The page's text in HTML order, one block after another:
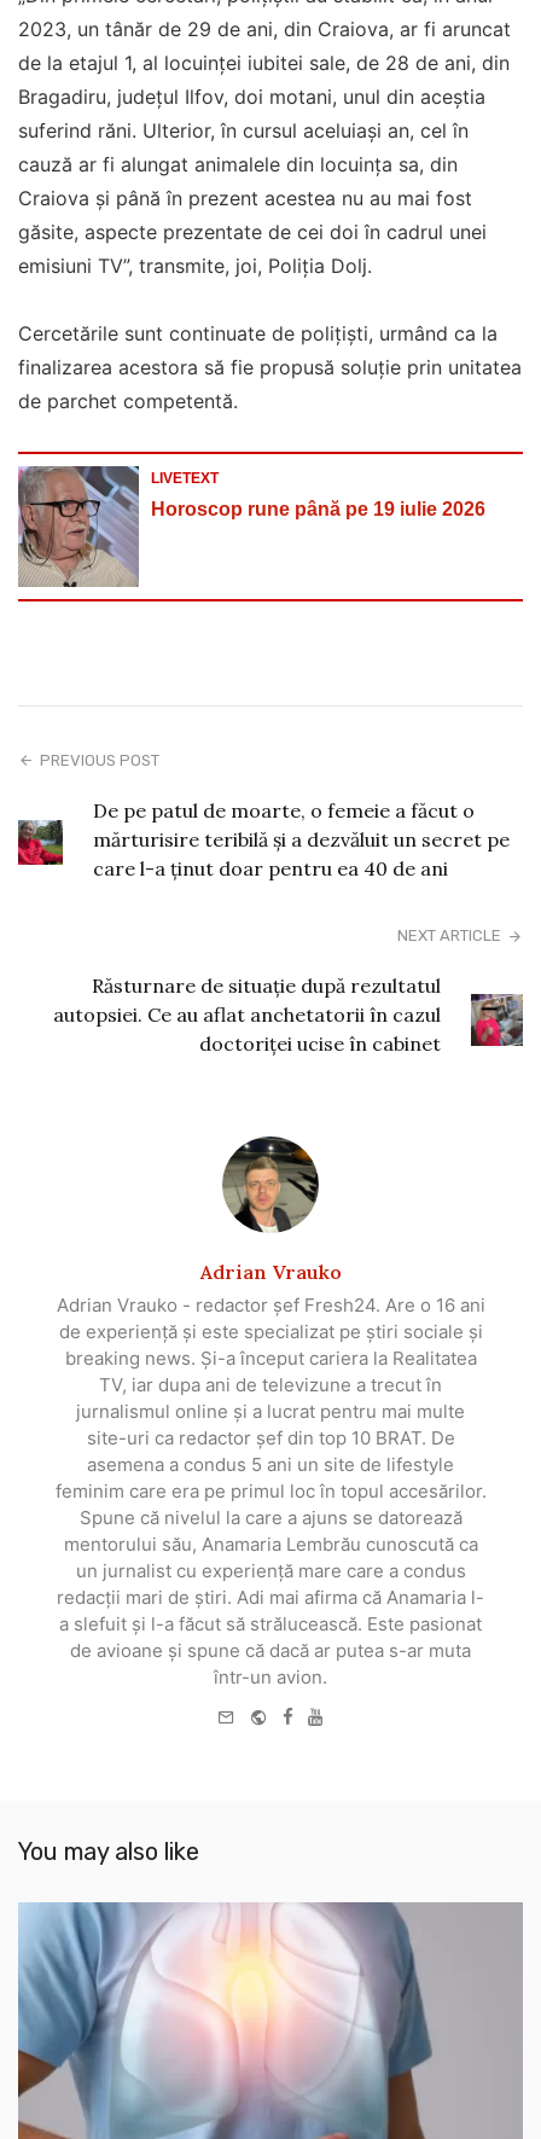
2023, un tânăr de 29 de ani, din Craiova, ar fi aruncat
de la etajul 1, al locuinței iubitei sale, de 28 de ani, din
Bragadiru, județul Ilfov, doi motani, unul din aceștia
suferind răni. Ulterior, în cursul aceluiași an, cel în
cauză ar fi alungat animalele din locuința sa, din
Craiova și până în prezent acestea nu au mai fost
găsite, aspecte prezentate de cei doi în cadrul unei
emisiuni TV”, transmite, joi, Poliția Dolj.
Cercetările sunt continuate de polițiști, urmând ca la
finalizarea acestora să fie propusă soluţie prin unitatea
de parchet competentă.
LIVETEXT
Horoscop rune până pe 19 iulie 2026
PREVIOUS POST
De pe patul de moarte, o femeie a făcut o
mărturisire teribilă și a dezvăluit un secret pe
care l-a ținut doar pentru ea 40 de ani
NEXT ARTICLE
Răsturnare de situație după rezultatul
autopsiei. Ce au aflat anchetatorii în cazul
doctoriței ucise în cabinet
Adrian Vrauko
Adrian Vrauko - redactor șef Fresh24. Are o 16 ani
de experiență și este specializat pe știri sociale și
breaking news. Și-a început cariera la Realitatea
TV, iar dupa ani de televizune a trecut în
jurnalismul online și a lucrat pentru mai multe
site-uri ca redactor șef din top 10 BRAT. De
asemena a condus 5 ani un site de lifestyle
feminim care era pe primul loc în topul accesărilor.
Spune că nivelul la care a ajuns se datorează
mentorului său, Anamaria Lembrău cunoscută ca
un jurnalist cu experiență mare care a condus
redacții mari de știri. Adi mai afirma că Anamaria l-
a slefuit și l-a făcut să strălucească. Este pasionat
de avioane și spune că dacă ar putea s-ar muta
într-un avion.
e-
WebsiteFacebook
You may also like